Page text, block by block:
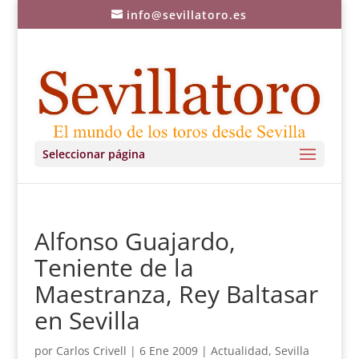
info@sevillatoro.es
Seleccionar página
Alfonso Guajardo,
Teniente de la
Maestranza, Rey Baltasar
en Sevilla
por Carlos Crivell | 6 Ene 2009| Actualidad, Sevilla